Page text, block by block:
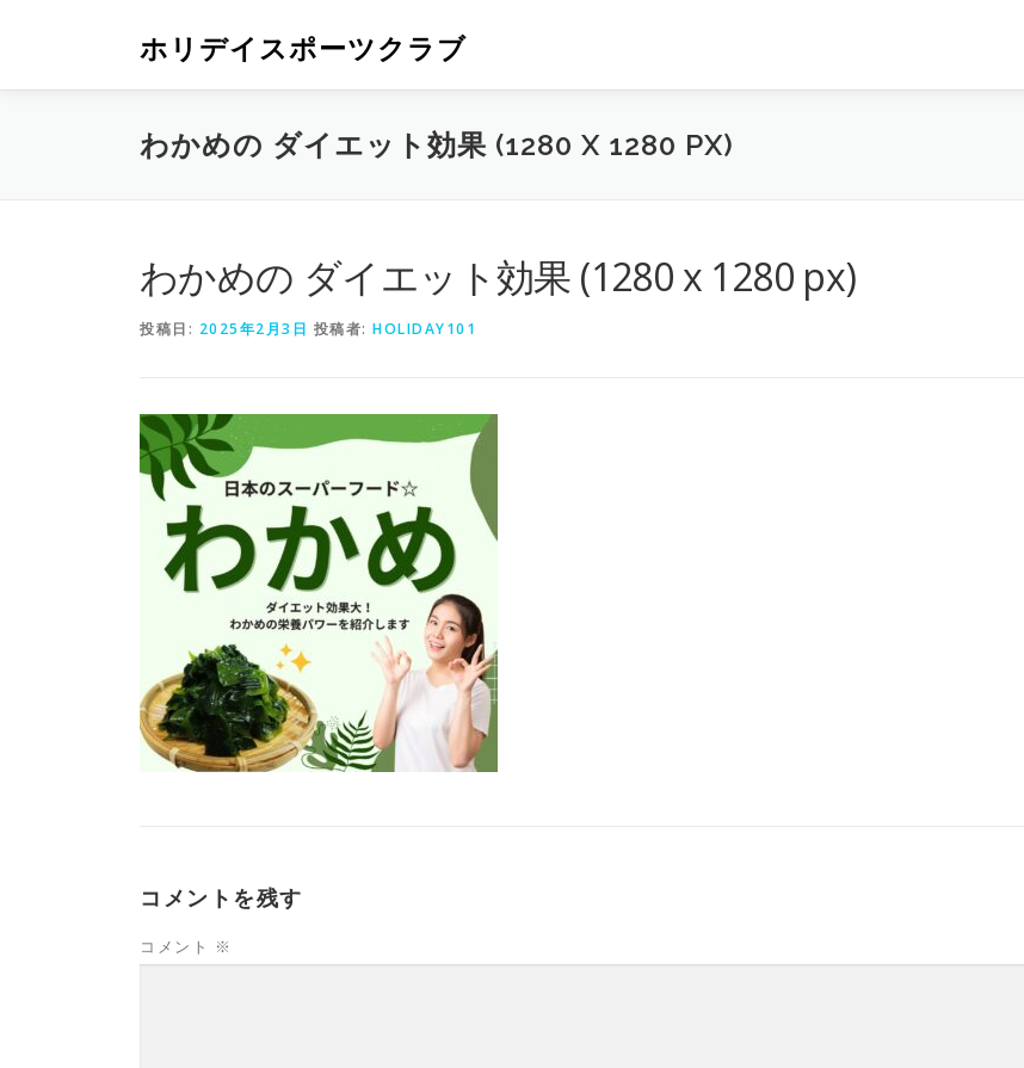
ホリデイスポーツクラブ
わかめの ダイエット効果 (1280 X 1280 PX)
わかめの ダイエット効果 (1280 x 1280 px)
投稿日: 2025年2月3日 投稿者: HOLIDAY101
コメントを残す
コメント ※